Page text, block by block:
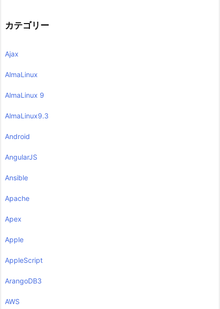
カテゴリー
Ajax
AlmaLinux
AlmaLinux 9
AlmaLinux9.3
Android
AngularJS
Ansible
Apache
Apex
Apple
AppleScript
ArangoDB3
AWS